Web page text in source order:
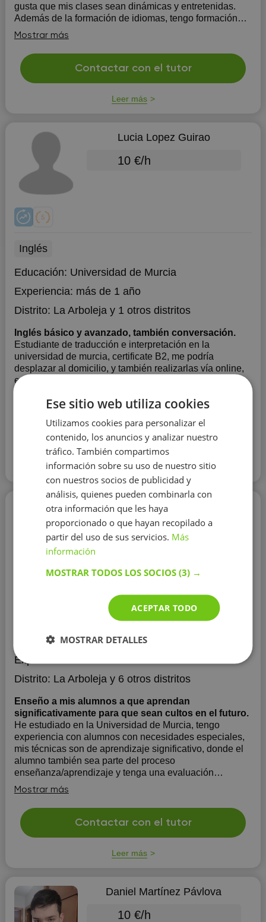
gusta que mis clases sean dinámicas y entretenidas.
Además de la formación de idiomas, tengo formación
creativa, algo que aplico en m...
Mostrar más
Contactar con el tutor
Leer más
Lucia Lopez Guirao
10 €/h
Inglés
Educación: Universidad de Murcia
Experiencia: más de 1 año
Distrito: La Arbolejay 1 otros distritos
Inglés básico y avanzado, también conversación.
Estudiante de traducción e interpretación en la
universidad de murcia, certificate B2, me podría
desplazar al domicilio, y también realizarlas vía online,
en caso de estar interesado, CONTACTAR VÍA
lo suelo coger.
Contactar con el tutor
Leer más
Elisa Navarro Ruiz
20 €/h
Educación:Universidad de Murcia
Experiencia:
Distrito: La Arbolejay 6 otros distritos
Enseño a mis alumnos a que aprendan
significativamente para que sean cultos en el futuro.
He estudiado en la Universidad de Murcia, tengo
experiencia con alumnos con necesidades especiales,
mis técnicas son de aprendizaje significativo, donde el
alumno también sea parte del proceso
enseñanza/aprendizaje y tenga una evaluación
continua, que quiere decir que su mejora final sea la
definiti...
Mostrar más
Contactar con el tutor
Leer más
Daniel Martínez Pávlova
10 €/h
Ese sitio web utiliza cookies
Utilizamos cookies para personalizar el
contenido, los anuncios y analizar nuestro
tráfico. También compartimos
información sobre su uso de nuestro sitio
con nuestros socios de publicidad y
análisis, quienes pueden combinarla con
otra información que les haya
proporcionado o que hayan recopilado a
partir del uso de sus servicios. Más
información
MOSTRAR TODOS LOS SOCIOS(3) →
ACEPTAR TODO
MOSTRAR DETALLES